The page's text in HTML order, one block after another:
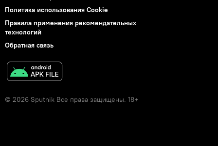
Политика использования Cookie
Правила применения рекомендательных
технологий
Обратная связь
© 2026 Sputnik Все права защищены. 18+